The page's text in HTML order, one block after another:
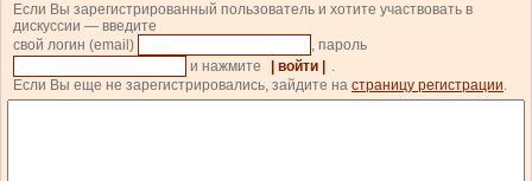
Если Вы зарегистрированный пользователь и хотите участвовать в
дискуссии — введите
свой логин (email)
, пароль
и нажмите
| войти |
.
Если Вы еще не зарегистрировались, зайдите на страницу регистрации.